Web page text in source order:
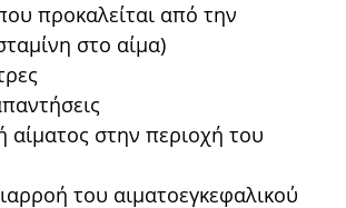
προκαλείται από την
στο αίμα)
στην περιοχή του
του αιματοεγκεφαλικού